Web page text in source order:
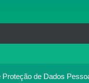
de Dados
concorda com a